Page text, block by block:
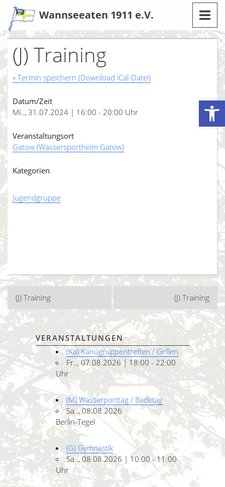
Werkzeugleiste öffnen
Zum
Inhalt
Wannseeaten 1911 e.V.
(J) Training
» Termin speichern (Download iCal-Datei)
Datum/Zeit
Mi.., 31.07.2024 | 16:00 - 20:00 Uhr
Veranstaltungsort
Gatow (Wassersportheim Gatow)
Kategorien
Jugendgruppe
Beitragsnavigation
(J) Training (J) Training
VERANSTALTUNGEN
(Ka) Kanugruppentreffen / Grillen
Fr.., 07.08.2026 | 18:00 - 22:00
Uhr
(M) Wasserporttag / Badetag
Sa.., 08.08.2026
Berlin-Tegel
(G) Gymnastik
Sa.., 08.08.2026 | 10:00 - 11:00
Uhr